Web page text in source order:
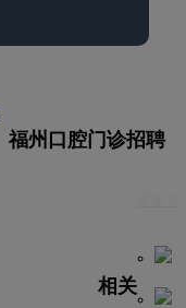
福州口腔门诊招聘
相关